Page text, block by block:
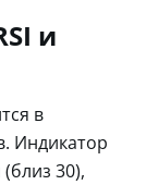
и
в
Индикатор
30),